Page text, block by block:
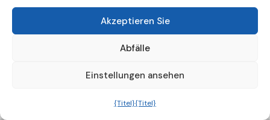
Akzeptieren Sie
Abfälle
Einstellungen ansehen
{Titel}{Titel}